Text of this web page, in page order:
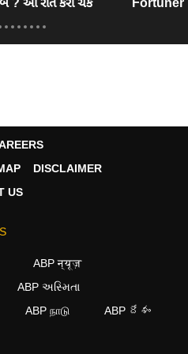
DISCLAIMER
US
ABP न्यूज़
ABP અસ્મિતા
ABP நாடு ABP దేశం